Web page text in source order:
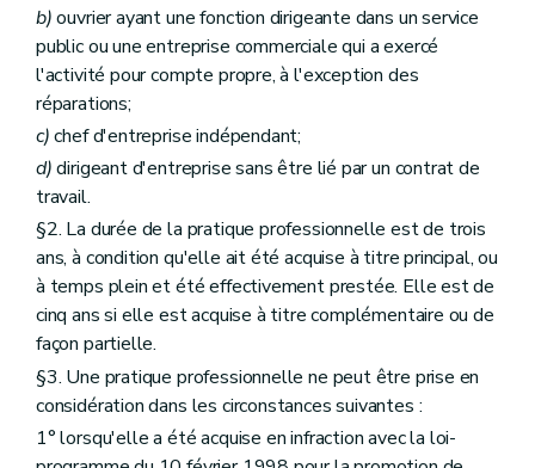
b)ouvrier ayant une fonction dirigeante dans un service
public ou une entreprise commerciale qui a exercé
l'activité pour compte propre, à l'exception des
réparations;
c)chef d'entreprise indépendant;
d)dirigeant d'entreprise sans être lié par un contrat de
travail.
§2. La durée de la pratique professionnelle est de trois
ans, à condition qu'elle ait été acquise à titre principal, ou
à temps plein et été effectivement prestée. Elle est de
cinq ans si elle est acquise à titre complémentaire ou de
façon partielle.
§3. Une pratique professionnelle ne peut être prise en
considération dans les circonstances suivantes :
1° lorsqu'elle a été acquise en infraction avec la loi-